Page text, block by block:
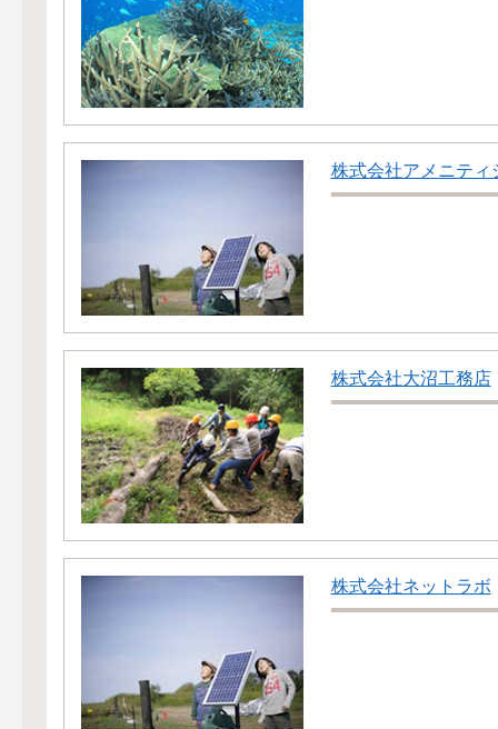
株式会社アメニティ
株式会社大沼工務店
株式会社ネットラボ